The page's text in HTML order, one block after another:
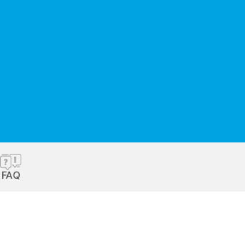
FAQ